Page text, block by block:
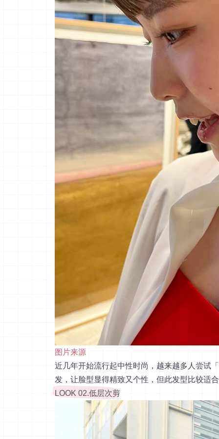
图片来源
近几年开始流行起中性时尚，越来越多人尝试
发，让脸型显得精致又个性，但此发型比较适
LOOK 02.低层次剪